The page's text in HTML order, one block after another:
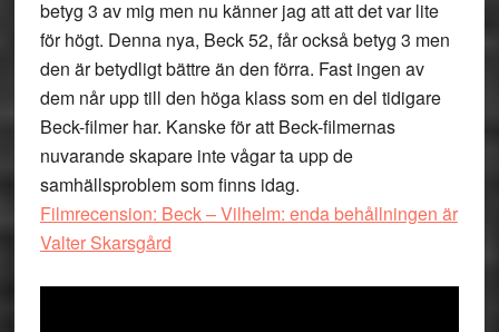
betyg 3 av mig men nu känner jag att att det var lite
för högt. Denna nya, Beck 52, får också betyg 3 men
den är betydligt bättre än den förra. Fast ingen av
dem når upp till den höga klass som en del tidigare
Beck-filmer har. Kanske för att Beck-filmernas
nuvarande skapare inte vågar ta upp de
samhällsproblem som finns idag.
Filmrecension: Beck – Vilhelm: enda behållningen är
Valter Skarsgård